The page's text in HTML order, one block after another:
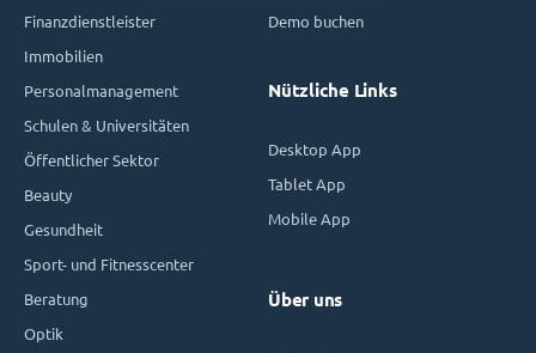
Finanzdienstleister
Immobilien
Personalmanagement
Schulen & Universitäten
Öffentlicher Sektor
Beauty
Gesundheit
Sport- und Fitnesscenter
Beratung
Optik
Demo buchen
Nützliche Links
Desktop App
Tablet App
Mobile App
Über uns